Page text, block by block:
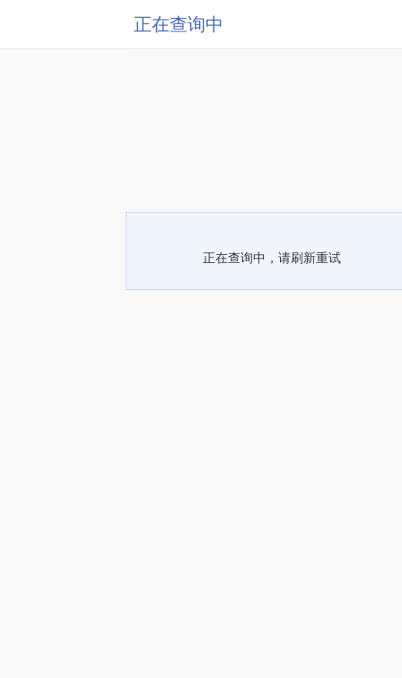
正在查询中
正在查询中，请刷新重试